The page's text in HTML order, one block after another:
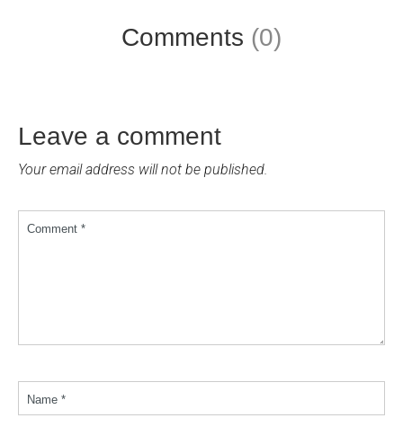
Comments (0)
Leave a comment
Your email address will not be published.
Comment *
Name *